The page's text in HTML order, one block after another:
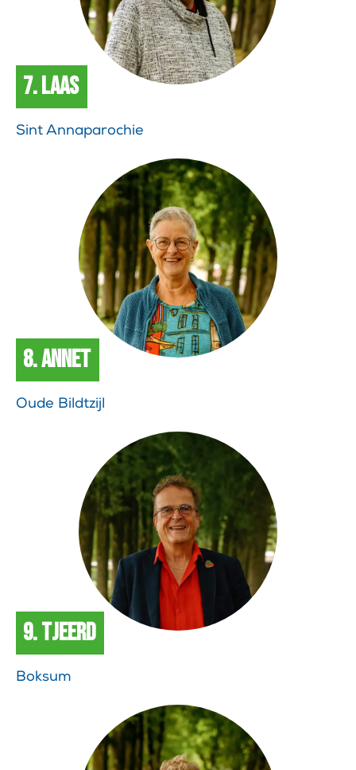
7. Laas
Sint Annaparochie
8. Annet
Oude Bildtzijl
9. Tjeerd
Boksum